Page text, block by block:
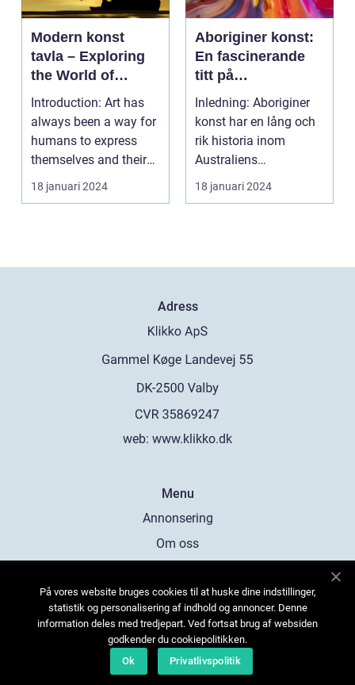
Modern konst
tavla – Exploring
the World of
Contemporary Art
Introduction: Art has
always been a way for
humans to express
themselves and their
experiences. Over...
18 januari 2024
Aboriginer konst:
En fascinerande
titt på
ursprungsbefolkni
ngens unika
konstform
Inledning: Aboriginer
konst har en lång och
rik historia inom
Australiens
ursprungsbefolkning.
Denna...
18 januari 2024
Adress
web: www.klikko.dk
Menu
Annonsering
Om oss
Kontakta oss
Sitemap
På vores website bruges cookies til at huske dine indstillinger,
statistik og personalisering af indhold og annoncer. Denne
information deles med tredjepart. Ved fortsat brug af websiden
godkender du cookiepolitikken.
Ok
Privatlivspolitik